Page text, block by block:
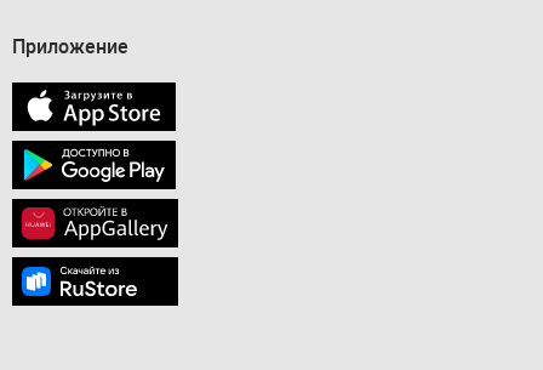
Приложение